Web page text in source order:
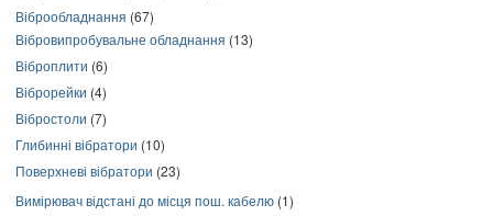
Віброобладнання (67)
Вібровипробувальне обладнання (13)
Віброплити (6)
Віброрейки (4)
Вібростоли (7)
Глибинні вібратори (10)
Поверхневі вібратори (23)
Вимірювач відстані до місця пош. кабелю (1)